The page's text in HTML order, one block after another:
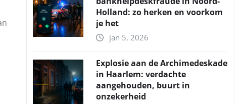
Holland: zo herken en voorkom
je het
jan 5, 2026
Explosie aan de Archimedeskade
in Haarlem: verdachte
aangehouden, buurt in
onzekerheid